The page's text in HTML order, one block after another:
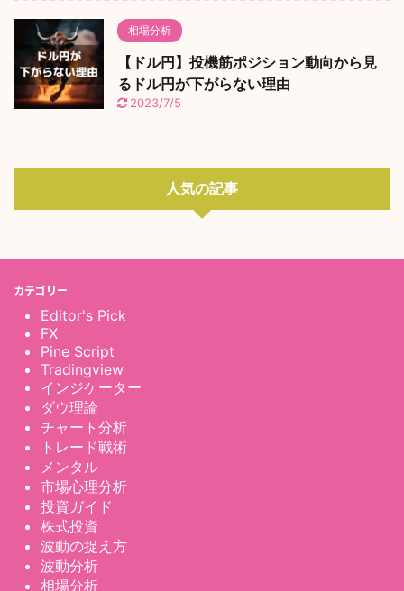
相場分析
【ドル円】投機筋ポジション動向から見
るドル円が下がらない理由
2023/7/5
人気の記事
カテゴリー
Editor's Pick
FX
Pine Script
Tradingview
インジケーター
ダウ理論
チャート分析
トレード戦術
メンタル
市場心理分析
投資ガイド
株式投資
波動の捉え方
波動分析
相場分析